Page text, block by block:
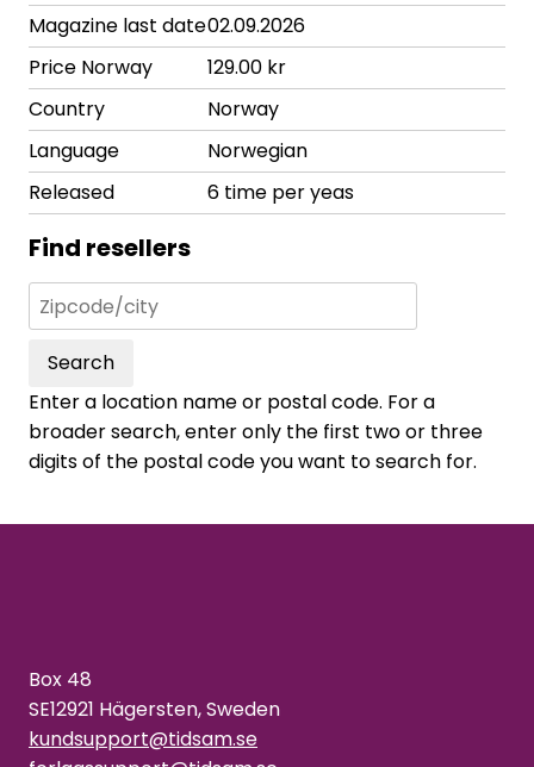
Magazine last date02.09.2026
Price Norway
129.00 kr
Country
Norway
Language
Norwegian
Released
6 time per yeas
Find resellers
Search
Enter a location name or postal code. For a
broader search, enter only the first two or three
digits of the postal code you want to search for.
Box 48
SE12921 Hägersten, Sweden
kundsupport@tidsam.se